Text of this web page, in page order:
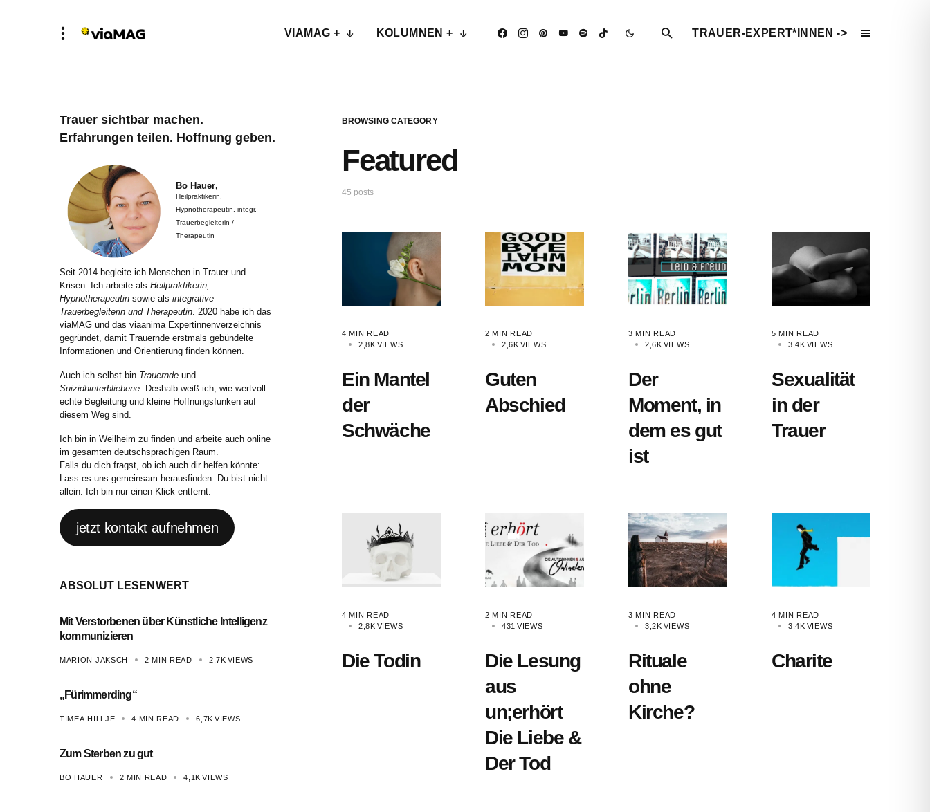
VIAMAG + KOLUMNEN + TRAUER-EXPERT*INNEN ->
BROWSING CATEGORY
Featured
45 posts
4 MIN READ
2,8K VIEWS
Ein Mantel
der
Schwäche
2 MIN READ
2,6K VIEWS
Guten
Abschied
3 MIN READ
2,6K VIEWS
Der
Moment, in
dem es gut
ist
5 MIN READ
3,4K VIEWS
Sexualität
in der
Trauer
4 MIN READ
2,8K VIEWS
Die Todin
2 MIN READ
431 VIEWS
Die Lesung
aus
un;erhört
Die Liebe &
Der Tod
3 MIN READ
3,2K VIEWS
Rituale
ohne
Kirche?
4 MIN READ
3,4K VIEWS
Charite
Trauer sichtbar machen.
Erfahrungen teilen. Hoffnung geben.
Bo Hauer,
Heilpraktikerin,
Hypnotherapeutin, integr.
Trauerbegleiterin /-
Therapeutin
Seit 2014 begleite ich Menschen in Trauer und
Krisen. Ich arbeite als Heilpraktikerin,
Hypnotherapeutin sowie als integrative
Trauerbegleiterin und Therapeutin. 2020 habe ich das
viaMAG und das viaanima Expertinnenverzeichnis
gegründet, damit Trauernde erstmals gebündelte
Informationen und Orientierung finden können.
Auch ich selbst bin Trauernde und
Suizidhinterbliebene. Deshalb weiß ich, wie wertvoll
echte Begleitung und kleine Hoffnungsfunken auf
diesem Weg sind.
Ich bin in Weilheim zu finden und arbeite auch online
im gesamten deutschsprachigen Raum.
Falls du dich fragst, ob ich auch dir helfen könnte:
Lass es uns gemeinsam herausfinden. Du bist nicht
allein. Ich bin nur einen Klick entfernt.
jetzt kontakt aufnehmen
ABSOLUT LESENWERT
Mit Verstorbenen über Künstliche Intelligenz
kommunizieren
MARION JAKSCH 2 MIN READ 2,7K VIEWS
„Fürimmerding“
TIMEA HILLJE 4 MIN READ 6,7K VIEWS
Zum Sterben zu gut
BO HAUER 2 MIN READ 4,1K VIEWS